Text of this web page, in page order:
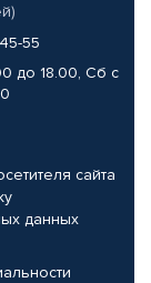
55
до 18.00, Сб с
сайта
данных